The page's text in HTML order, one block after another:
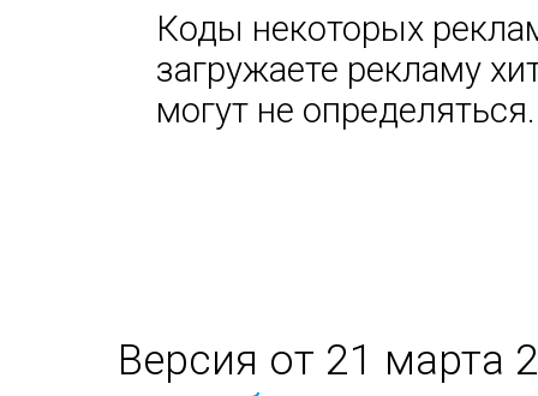
Коды некоторых
загружаете рекламу
могут не определяться.
Версия от 21 марта